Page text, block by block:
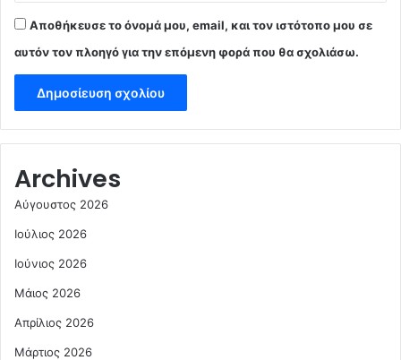
Αποθήκευσε το όνομά μου, email, και τον ιστότοπο μου σε
αυτόν τον πλοηγό για την επόμενη φορά που θα σχολιάσω.
Archives
Αύγουστος 2026
Ιούλιος 2026
Ιούνιος 2026
Μάιος 2026
Απρίλιος 2026
Μάρτιος 2026